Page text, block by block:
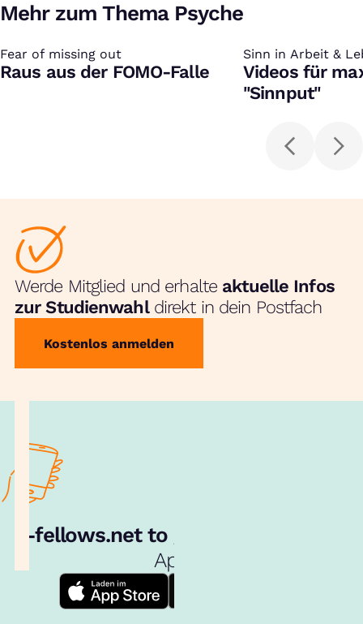
Mehr zum Thema Psyche
Fear of missing out
:
Raus aus der FOMO-Falle
Sinn in Arbeit &
:
Videos für
"Sinnput"
Werde Mitglied und erhalte aktuelle Infos
zur Studienwahl direkt in dein Postfach
Kostenlos anmelden
e‑fellows.net to go:
App!